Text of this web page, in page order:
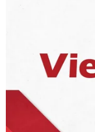
Trung Quốc
13/05/2015 11:35
Loại máy bay trên
bay Liêu Ninh của
sung cho phi đội